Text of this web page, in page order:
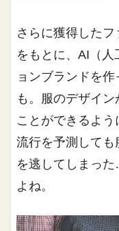
さらに獲得した
をもとに、AI（
ョンブランドを
も。服のデザイ
ことができるよう
流行を予測して
を逃してしまっ
よね。